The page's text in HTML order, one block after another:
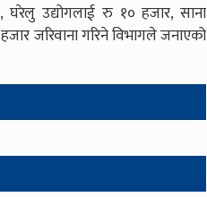
घरेलु उद्योगलाई रु १० हजार, साना
जरिवाना गरिने विभागले जनाएको